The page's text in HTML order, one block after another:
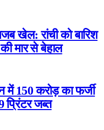
खेल: रांची को बारिश
मार से बेहाल
150 करोड़ का फर्जी
प्रिंटर जब्त